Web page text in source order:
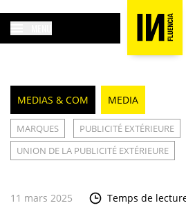
MEDIAS & COM MEDIA
MARQUES
PUBLICITÉ EXTÉRIEURE
UNION DE LA PUBLICITÉ EXTÉRIEURE
11 mars 2025 Temps de